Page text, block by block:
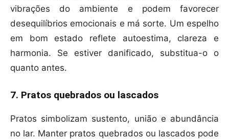
vibrações do ambiente e podem favorecer
desequilíbrios emocionais e má sorte. Um espelho
em bom estado reflete autoestima, clareza e
harmonia. Se estiver danificado, substitua-o o
quanto antes.
7. Pratos quebrados ou lascados
Pratos simbolizam sustento, união e abundância
no lar. Manter pratos quebrados ou lascados pode